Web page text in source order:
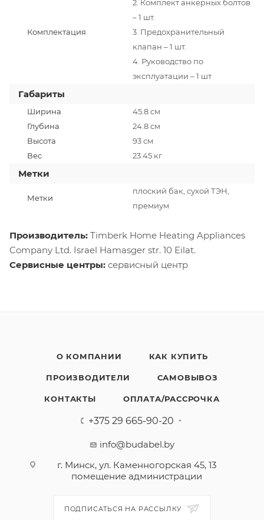
Комплектация
2. Комплект анкерных болтов
– 1 шт.
3. Предохранительный
клапан – 1 шт.
4. Руководство по
эксплуатации – 1 шт
Габариты
Ширина
45.8 см
Глубина
24.8 см
Высота
93 см
Вес
23.45 кг
Метки
Метки
плоский бак, сухой ТЭН,
премиум
Производитель: Timberk Home Heating Appliances
Company Ltd. Israel Hamasger str. 10 Eilat.
Сервисные центры: сервисный центр
О КОМПАНИИ КАК КУПИТЬ
ПРОИЗВОДИТЕЛИ САМОВЫВОЗ
КОНТАКТЫ ОПЛАТА/РАССРОЧКА
+375 29 665-90-20
info@budabel.by
г. Минск, ул. Каменногорская 45, 13
помещение администрации
ПОДПИСАТЬСЯ НА РАССЫЛКУ